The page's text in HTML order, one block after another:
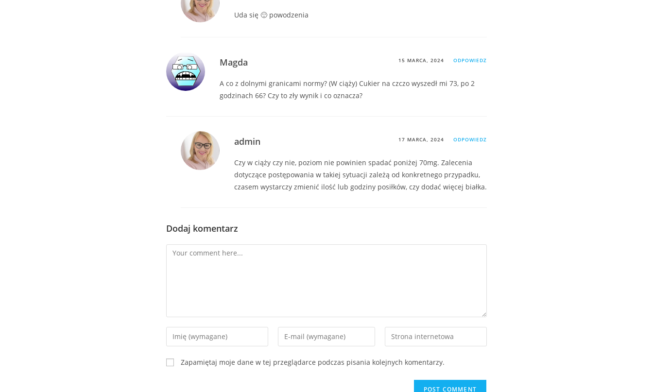
Uda się 🙂 powodzenia
Magda 15 MARCA, 2024 ODPOWIEDZ
A co z dolnymi granicami normy? (W ciąży) Cukier na czczo wyszedł mi 73, po 2
godzinach 66? Czy to zły wynik i co oznacza?
admin 17 MARCA, 2024 ODPOWIEDZ
Czy w ciąży czy nie, poziom nie powinien spadać poniżej 70mg. Zalecenia
dotyczące postępowania w takiej sytuacji zależą od konkretnego przypadku,
czasem wystarczy zmienić ilość lub godziny posiłków, czy dodać więcej białka.
Dodaj komentarz
Zapamiętaj moje dane w tej przeglądarce podczas pisania kolejnych komentarzy.